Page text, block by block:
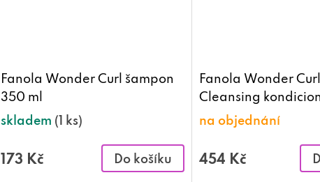
Fanola Wonder Curl šampon
350 ml
skladem (1 ks)
173 Kč Do košíku
Fanola Wonder Curl
Cleansing
ml
na objednání
454 Kč